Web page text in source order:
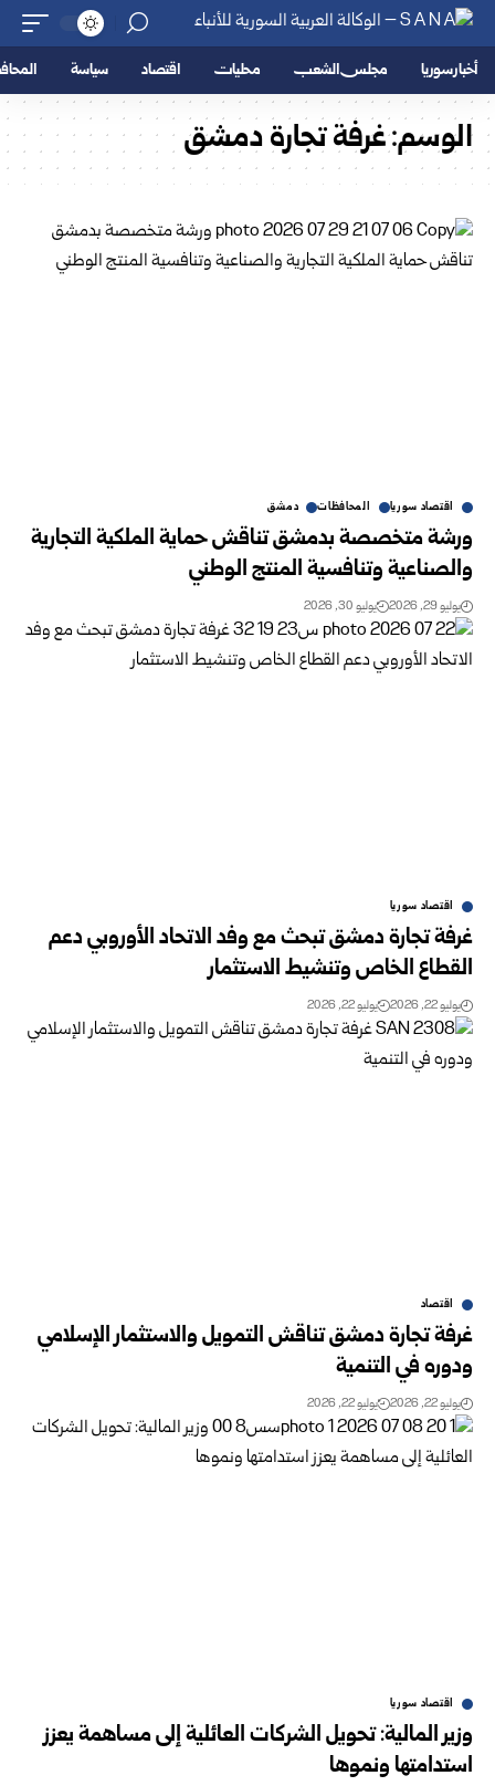
أخبار سوريا مجلس الشعب محليات اقتصاد سياسة
الوسم:غرفة تجارة دمشق
اقتصاد سوريا المحافظات دمشق
ورشة متخصصة بدمشق تناقش حماية الملكية التجارية
والصناعية ‏وتنافسية المنتج الوطني
يوليو 29, 2026 يوليو 30, 2026
اقتصاد سوريا
غرفة تجارة دمشق تبحث مع وفد الاتحاد الأوروبي دعم
القطاع الخاص وتنشيط الاستثمار
يوليو 22, 2026 يوليو 22, 2026
اقتصاد
غرفة تجارة دمشق تناقش التمويل والاستثمار الإسلامي
‏ودوره في التنمية‎ ‎
يوليو 22, 2026 يوليو 22, 2026
اقتصاد سوريا
وزير المالية: تحويل الشركات العائلية إلى مساهمة يعزز
استدامتها ونموها